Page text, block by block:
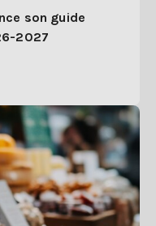
son guide
2027